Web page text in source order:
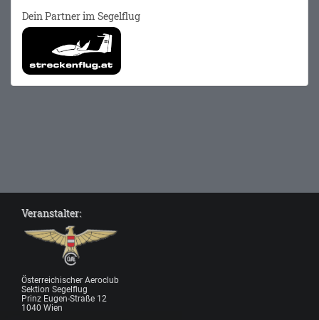
Dein Partner im Segelflug
Veranstalter:
Österreichischer Aeroclub
Sektion Segelflug
Prinz Eugen-Straße 12
1040 Wien